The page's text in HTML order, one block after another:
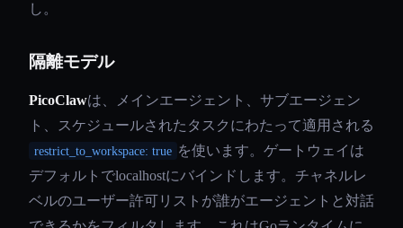
し。
隔離モデル
PicoClawは、メインエージェント、サブエージェン
ト、スケジュールされたタスクにわたって適用される
restrict_to_workspace: true を使います。ゲートウェイは
デフォルトでlocalhostにバインドします。チャネルレ
ベルのユーザー許可リストが誰がエージェントと対話